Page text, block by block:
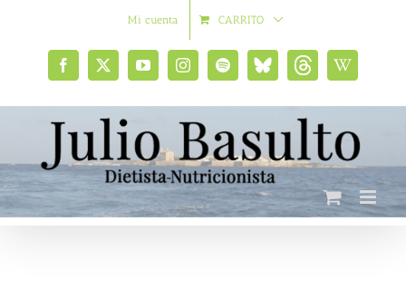
Mi cuenta CARRITO
Facebook
X YouTubeInstagramSpotifyBluesky
social
ThreadsWikipedia